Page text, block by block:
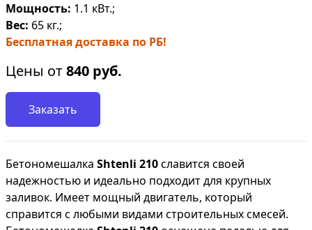
Мощность: 1.1 кВт.;
Вес: 65 кг.;
Бесплатная доставка по РБ!
Цены от840 руб.
Заказать
Бетономешалка Shtenli 210славится своей
надежностью и идеально подходит для крупных
заливок. Имеет мощный двигатель, который
справится с любыми видами строительных смесей.